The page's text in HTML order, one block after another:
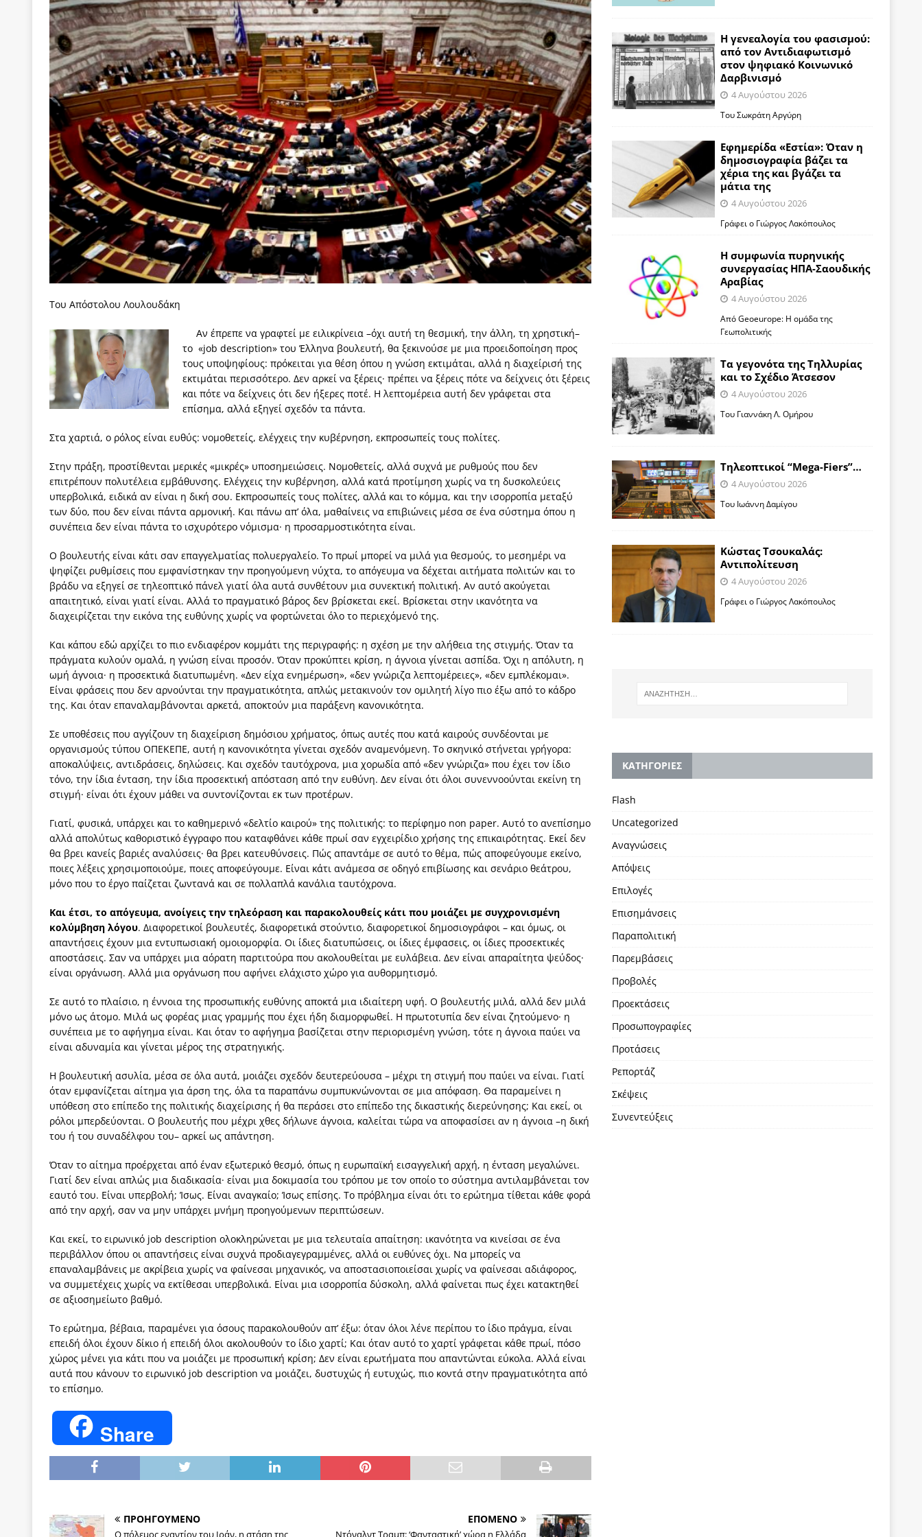
[ 22 Μαΐου 2020 ] Μακάριος Λαζαρίδης: Έργο!
ΠΡΟΣΩΠΟΓΡΑΦΙΕΣ
[ 4 Αυγούστου 2026 ] Θα ανήκεις όπου ανήκει το νερό
ΑΝΑΓΝΩΣΕΙΣ
[ 4 Αυγούστου 2026 ] Η γενεαλογία του φασισμού: από τον Αντιδιαφωτισμό στον ψηφιακό Κοινωνικό Δαρβινισμό
ΠΑΡΕΜΒΑΣΕΙΣ
[ 4 Αυγούστου 2026 ] Εφημερίδα «Εστία»: Όταν η δημοσιογραφία βάζει τα χέρια της και βγάζει τα μάτια της
ΑΠΟΨΕΙΣ
[ 4 Αυγούστου 2026 ] Η συμφωνία πυρηνικής συνεργασίας ΗΠΑ-Σαουδικής Αραβίας
ΑΠΟΨΕΙΣ
[ 4 Αυγούστου 2026 ] Τα γεγονότα της Τηλλυρίας και το Σχέδιο Άτσεσον
ΑΠΟΨΕΙΣ
[ 4 Αυγούστου 2026 ] Tηλεοπτικοί “Mega-Fiers”…
ΑΠΟΨΕΙΣ
[ 4 Αυγούστου 2026 ] Κώστας Τσουκαλάς: Αντιπολίτευση
ΠΡΟΒΟΛΕΣ
[ 4 Αυγούστου 2026 ] Ο Ιωάννης Μεταξάς και η 4η Αυγούστου: Πώς ένας αποτυχημένος κοινοβουλευτικός έγινε
δικτάτορας
ΕΠΙΛΟΓΕΣ
[ 3 Αυγούστου 2026 ] Η ελευθεροτυπία δεν απειλείται και δεν εκβιάζεται
ΠΑΡΕΜΒΑΣΕΙΣ
[ 3 Αυγούστου 2026 ]
[ 3 Αυγούστου 2026 ]
Η τραγωδία της δημοκρατικής παράταξης: Ο λαός θέλει, αλλά τα κόμματα της αντιπολίτευσης δεν
μπορούν να φέρουν την αλλαγή
ΠΡΟΕΚΤΑΣΕΙΣ
[ 3 Αυγούστου 2026 ] Γιατί λιγοστεύουν «τα χρόνια της αθωότητας;» Το «αίνιγμα»και η «λύση» του μέσα από τον
εμβληματικό «Πολίτη Κέιν»
ΠΑΡΕΜΒΑΣΕΙΣ
[ 3 Αυγούστου 2026 ] Το Νομικό DNA του Υπερταμείου και οι Ρήτρες του ESM
ΑΠΟΨΕΙΣ
[ 3 Αυγούστου 2026 ]
Το γάλλιο και η γεωπολιτική ισχύς για την Ελλάδα
ΑΠΟΨΕΙΣ
[ 3 Αυγούστου 2026 ] «Εδοξάσθη κρυπτομένη και εγελοιοποιήθη εμφανιζόμενη»: Το άδοξο βήμα της Μ. Καρυστιανού
ΠΑΡΕΜΒΑΣΕΙΣ
Του Απόστολου Λουλουδάκη
Αν έπρεπε να γραφτεί με ειλικρίνεια –όχι αυτή τη θεσμική, την άλλη, τη χρηστική–
το «job description» του Έλληνα βουλευτή, θα ξεκινούσε με μια προειδοποίηση προς
τους υποψηφίους: πρόκειται για θέση όπου η γνώση εκτιμάται, αλλά η διαχείρισή της
εκτιμάται περισσότερο. Δεν αρκεί να ξέρεις· πρέπει να ξέρεις πότε να δείχνεις ότι ξέρεις
και πότε να δείχνεις ότι δεν ήξερες ποτέ. Η λεπτομέρεια αυτή δεν γράφεται στα
επίσημα, αλλά εξηγεί σχεδόν τα πάντα.
Στα χαρτιά, ο ρόλος είναι ευθύς: νομοθετείς, ελέγχεις την κυβέρνηση, εκπροσωπείς τους πολίτες.
Στην πράξη, προστίθενται μερικές «μικρές» υποσημειώσεις. Νομοθετείς, αλλά συχνά με ρυθμούς που δεν
επιτρέπουν πολυτέλεια εμβάθυνσης. Ελέγχεις την κυβέρνηση, αλλά κατά προτίμηση χωρίς να τη δυσκολεύεις
υπερβολικά, ειδικά αν είναι η δική σου. Εκπροσωπείς τους πολίτες, αλλά και το κόμμα, και την ισορροπία μεταξύ
των δύο, που δεν είναι πάντα αρμονική. Και πάνω απ’ όλα, μαθαίνεις να επιβιώνεις μέσα σε ένα σύστημα όπου η
συνέπεια δεν είναι πάντα το ισχυρότερο νόμισμα· η προσαρμοστικότητα είναι.
Ο βουλευτής είναι κάτι σαν επαγγελματίας πολυεργαλείο. Το πρωί μπορεί να μιλά για θεσμούς, το μεσημέρι να
ψηφίζει ρυθμίσεις που εμφανίστηκαν την προηγούμενη νύχτα, το απόγευμα να δέχεται αιτήματα πολιτών και το
βράδυ να εξηγεί σε τηλεοπτικό πάνελ γιατί όλα αυτά συνθέτουν μια συνεκτική πολιτική. Αν αυτό ακούγεται
απαιτητικό, είναι γιατί είναι. Αλλά το πραγματικό βάρος δεν βρίσκεται εκεί. Βρίσκεται στην ικανότητα να
διαχειρίζεται την εικόνα της ευθύνης χωρίς να φορτώνεται όλο το περιεχόμενό της.
Και κάπου εδώ αρχίζει το πιο ενδιαφέρον κομμάτι της περιγραφής: η σχέση με την αλήθεια της στιγμής. Όταν τα
πράγματα κυλούν ομαλά, η γνώση είναι προσόν. Όταν προκύπτει κρίση, η άγνοια γίνεται ασπίδα. Όχι η απόλυτη, η
ωμή άγνοια· η προσεκτικά διατυπωμένη. «Δεν είχα ενημέρωση», «δεν γνώριζα λεπτομέρειες», «δεν εμπλέκομαι».
Είναι φράσεις που δεν αρνούνται την πραγματικότητα, απλώς μετακινούν τον ομιλητή λίγο πιο έξω από το κάδρο
της. Και όταν επαναλαμβάνονται αρκετά, αποκτούν μια παράξενη κανονικότητα.
Σε υποθέσεις που αγγίζουν τη διαχείριση δημόσιου χρήματος, όπως αυτές που κατά καιρούς συνδέονται με
οργανισμούς τύπου ΟΠΕΚΕΠΕ, αυτή η κανονικότητα γίνεται σχεδόν αναμενόμενη. Το σκηνικό στήνεται γρήγορα:
αποκαλύψεις, αντιδράσεις, δηλώσεις. Και σχεδόν ταυτόχρονα, μια χορωδία από «δεν γνώριζα» που έχει τον ίδιο
τόνο, την ίδια ένταση, την ίδια προσεκτική απόσταση από την ευθύνη. Δεν είναι ότι όλοι συνεννοούνται εκείνη τη
στιγμή· είναι ότι έχουν μάθει να συντονίζονται εκ των προτέρων.
Γιατί, φυσικά, υπάρχει και το καθημερινό «δελτίο καιρού» της πολιτικής: το περίφημο non paper. Αυτό το ανεπίσημο
αλλά απολύτως καθοριστικό έγγραφο που καταφθάνει κάθε πρωί σαν εγχειρίδιο χρήσης της επικαιρότητας. Εκεί δεν
θα βρει κανείς βαριές αναλύσεις· θα βρει κατευθύνσεις. Πώς απαντάμε σε αυτό το θέμα, πώς αποφεύγουμε εκείνο,
ποιες λέξεις χρησιμοποιούμε, ποιες αποφεύγουμε. Είναι κάτι ανάμεσα σε οδηγό επιβίωσης και σενάριο θεάτρου,
μόνο που το έργο παίζεται ζωντανά και σε πολλαπλά κανάλια ταυτόχρονα.
Και έτσι, το απόγευμα, ανοίγεις την τηλεόραση και παρακολουθείς κάτι που μοιάζει με συγχρονισμένη
κολύμβηση λόγου. Διαφορετικοί βουλευτές, διαφορετικά στούντιο, διαφορετικοί δημοσιογράφοι – και όμως, οι
απαντήσεις έχουν μια εντυπωσιακή ομοιομορφία. Οι ίδιες διατυπώσεις, οι ίδιες έμφασεις, οι ίδιες προσεκτικές
αποστάσεις. Σαν να υπάρχει μια αόρατη παρτιτούρα που ακολουθείται με ευλάβεια. Δεν είναι απαραίτητα ψεύδος·
είναι οργάνωση. Αλλά μια οργάνωση που αφήνει ελάχιστο χώρο για αυθορμητισμό.
Σε αυτό το πλαίσιο, η έννοια της προσωπικής ευθύνης αποκτά μια ιδιαίτερη υφή. Ο βουλευτής μιλά, αλλά δεν μιλά
μόνο ως άτομο. Μιλά ως φορέας μιας γραμμής που έχει ήδη διαμορφωθεί. Η πρωτοτυπία δεν είναι ζητούμενο· η
συνέπεια με το αφήγημα είναι. Και όταν το αφήγημα βασίζεται στην περιορισμένη γνώση, τότε η άγνοια παύει να
είναι αδυναμία και γίνεται μέρος της στρατηγικής.
Η βουλευτική ασυλία, μέσα σε όλα αυτά, μοιάζει σχεδόν δευτερεύουσα – μέχρι τη στιγμή που παύει να είναι. Γιατί
όταν εμφανίζεται αίτημα για άρση της, όλα τα παραπάνω συμπυκνώνονται σε μια απόφαση. Θα παραμείνει η
υπόθεση στο επίπεδο της πολιτικής διαχείρισης ή θα περάσει στο επίπεδο της δικαστικής διερεύνησης; Και εκεί, οι
ρόλοι μπερδεύονται. Ο βουλευτής που μέχρι χθες δήλωνε άγνοια, καλείται τώρα να αποφασίσει αν η άγνοια –η δική
του ή του συναδέλφου του– αρκεί ως απάντηση.
Όταν το αίτημα προέρχεται από έναν εξωτερικό θεσμό, όπως η ευρωπαϊκή εισαγγελική αρχή, η ένταση μεγαλώνει.
Γιατί δεν είναι απλώς μια διαδικασία· είναι μια δοκιμασία του τρόπου με τον οποίο το σύστημα αντιλαμβάνεται τον
εαυτό του. Είναι υπερβολή; Ίσως. Είναι αναγκαίο; Ίσως επίσης. Το πρόβλημα είναι ότι το ερώτημα τίθεται κάθε φορά
από την αρχή, σαν να μην υπάρχει μνήμη προηγούμενων περιπτώσεων.
Και εκεί, το ειρωνικό job description ολοκληρώνεται με μια τελευταία απαίτηση: ικανότητα να κινείσαι σε ένα
περιβάλλον όπου οι απαντήσεις είναι συχνά προδιαγεγραμμένες, αλλά οι ευθύνες όχι. Να μπορείς να
επαναλαμβάνεις με ακρίβεια χωρίς να φαίνεσαι μηχανικός, να αποστασιοποιείσαι χωρίς να φαίνεσαι αδιάφορος,
να συμμετέχεις χωρίς να εκτίθεσαι υπερβολικά. Είναι μια ισορροπία δύσκολη, αλλά φαίνεται πως έχει κατακτηθεί
σε αξιοσημείωτο βαθμό.
Το ερώτημα, βέβαια, παραμένει για όσους παρακολουθούν απ’ έξω: όταν όλοι λένε περίπου το ίδιο πράγμα, είναι
επειδή όλοι έχουν δίκιο ή επειδή όλοι ακολουθούν το ίδιο χαρτί; Και όταν αυτό το χαρτί γράφεται κάθε πρωί, πόσο
χώρος μένει για κάτι που να μοιάζει με προσωπική κρίση; Δεν είναι ερωτήματα που απαντώνται εύκολα. Αλλά είναι
αυτά που κάνουν το ειρωνικό job description να μοιάζει, δυστυχώς ή ευτυχώς, πιο κοντά στην πραγματικότητα από
το επίσημο.
Share
ΠΡΟΗΓΟΥΜΕΝΟ
Ο πόλεμος εναντίον του Ιράν, η στάση της
ΕΠΟΜΕΝΟ
Ντόναλντ Τραμπ: ‘Φανταστική’ χώρα η Ελλάδα
Η γενεαλογία του φασισμού:
από τον Αντιδιαφωτισμό
στον ψηφιακό Κοινωνικό
Δαρβινισμό
4 Αυγούστου 2026
Του Σωκράτη Αργύρη
Εφημερίδα «Εστία»: Όταν η
δημοσιογραφία βάζει τα
χέρια της και βγάζει τα
μάτια της
4 Αυγούστου 2026
Γράφει ο Γιώργος Λακόπουλος
Η συμφωνία πυρηνικής
συνεργασίας ΗΠΑ-Σαουδικής
Αραβίας
4 Αυγούστου 2026
Από Geoeurope: H ομάδα της
Γεωπολιτικής
Τα γεγονότα της Τηλλυρίας
και το Σχέδιο Άτσεσον
4 Αυγούστου 2026
Toυ Γιαννάκη Λ. Ομήρου
Tηλεοπτικοί “Mega-Fiers”…
4 Αυγούστου 2026
Toυ Ιωάννη Δαμίγου
Κώστας Τσουκαλάς:
Αντιπολίτευση
4 Αυγούστου 2026
Γράφει ο Γιώργος Λακόπουλος
KΑΤΗΓΟΡΙΕΣ
Flash
Uncategorized
Αναγνώσεις
Απόψεις
Επιλογές
Επισημάνσεις
Παραπολιτική
Παρεμβάσεις
Προβολές
Προεκτάσεις
Προσωπογραφίες
Προτάσεις
Ρεπορτάζ
Σκέψεις
Συνεντεύξεις